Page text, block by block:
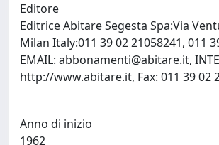
Editore
Editrice Abitare Segesta Spa:Via
Milan Italy:011 39 02 21058241, 011
EMAIL: abbonamenti@abitare.it,
Anno di inizio